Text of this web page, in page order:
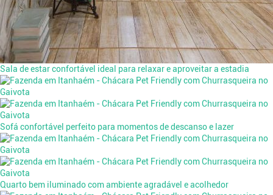
Sala de estar confortável ideal para relaxar e aproveitar a estadia
Sofá confortável perfeito para momentos de descanso e lazer
Quarto bem iluminado com ambiente agradável e acolhedor